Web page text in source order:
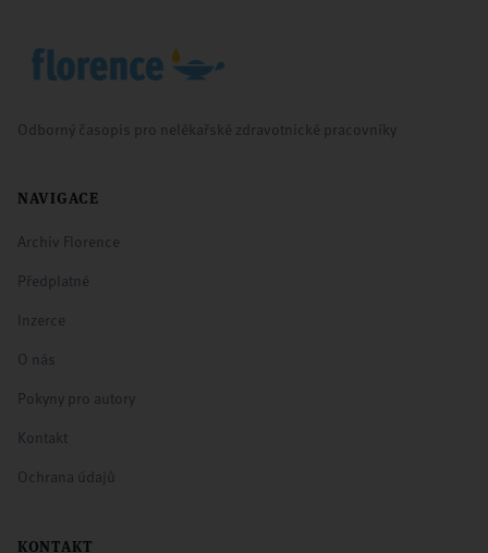
Odborný časopis pro nelékařské zdravotnické pracovníky
NAVIGACE
Archiv Florence
Předplatné
Inzerce
O nás
Pokyny pro autory
Kontakt
Ochrana údajů
KONTAKT